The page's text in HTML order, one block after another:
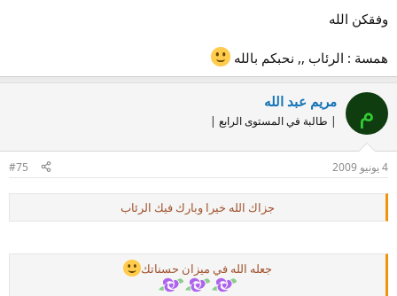
وفقكن الله
همسة : الرئاب ,, نحبكم بالله
م مريم عبد الله
| طالبة في المستوى الرابع |
4 يونيو 2009 #75
جزاك الله خيرا وبارك فيك الرئاب
جعله الله في ميزان حسناتك